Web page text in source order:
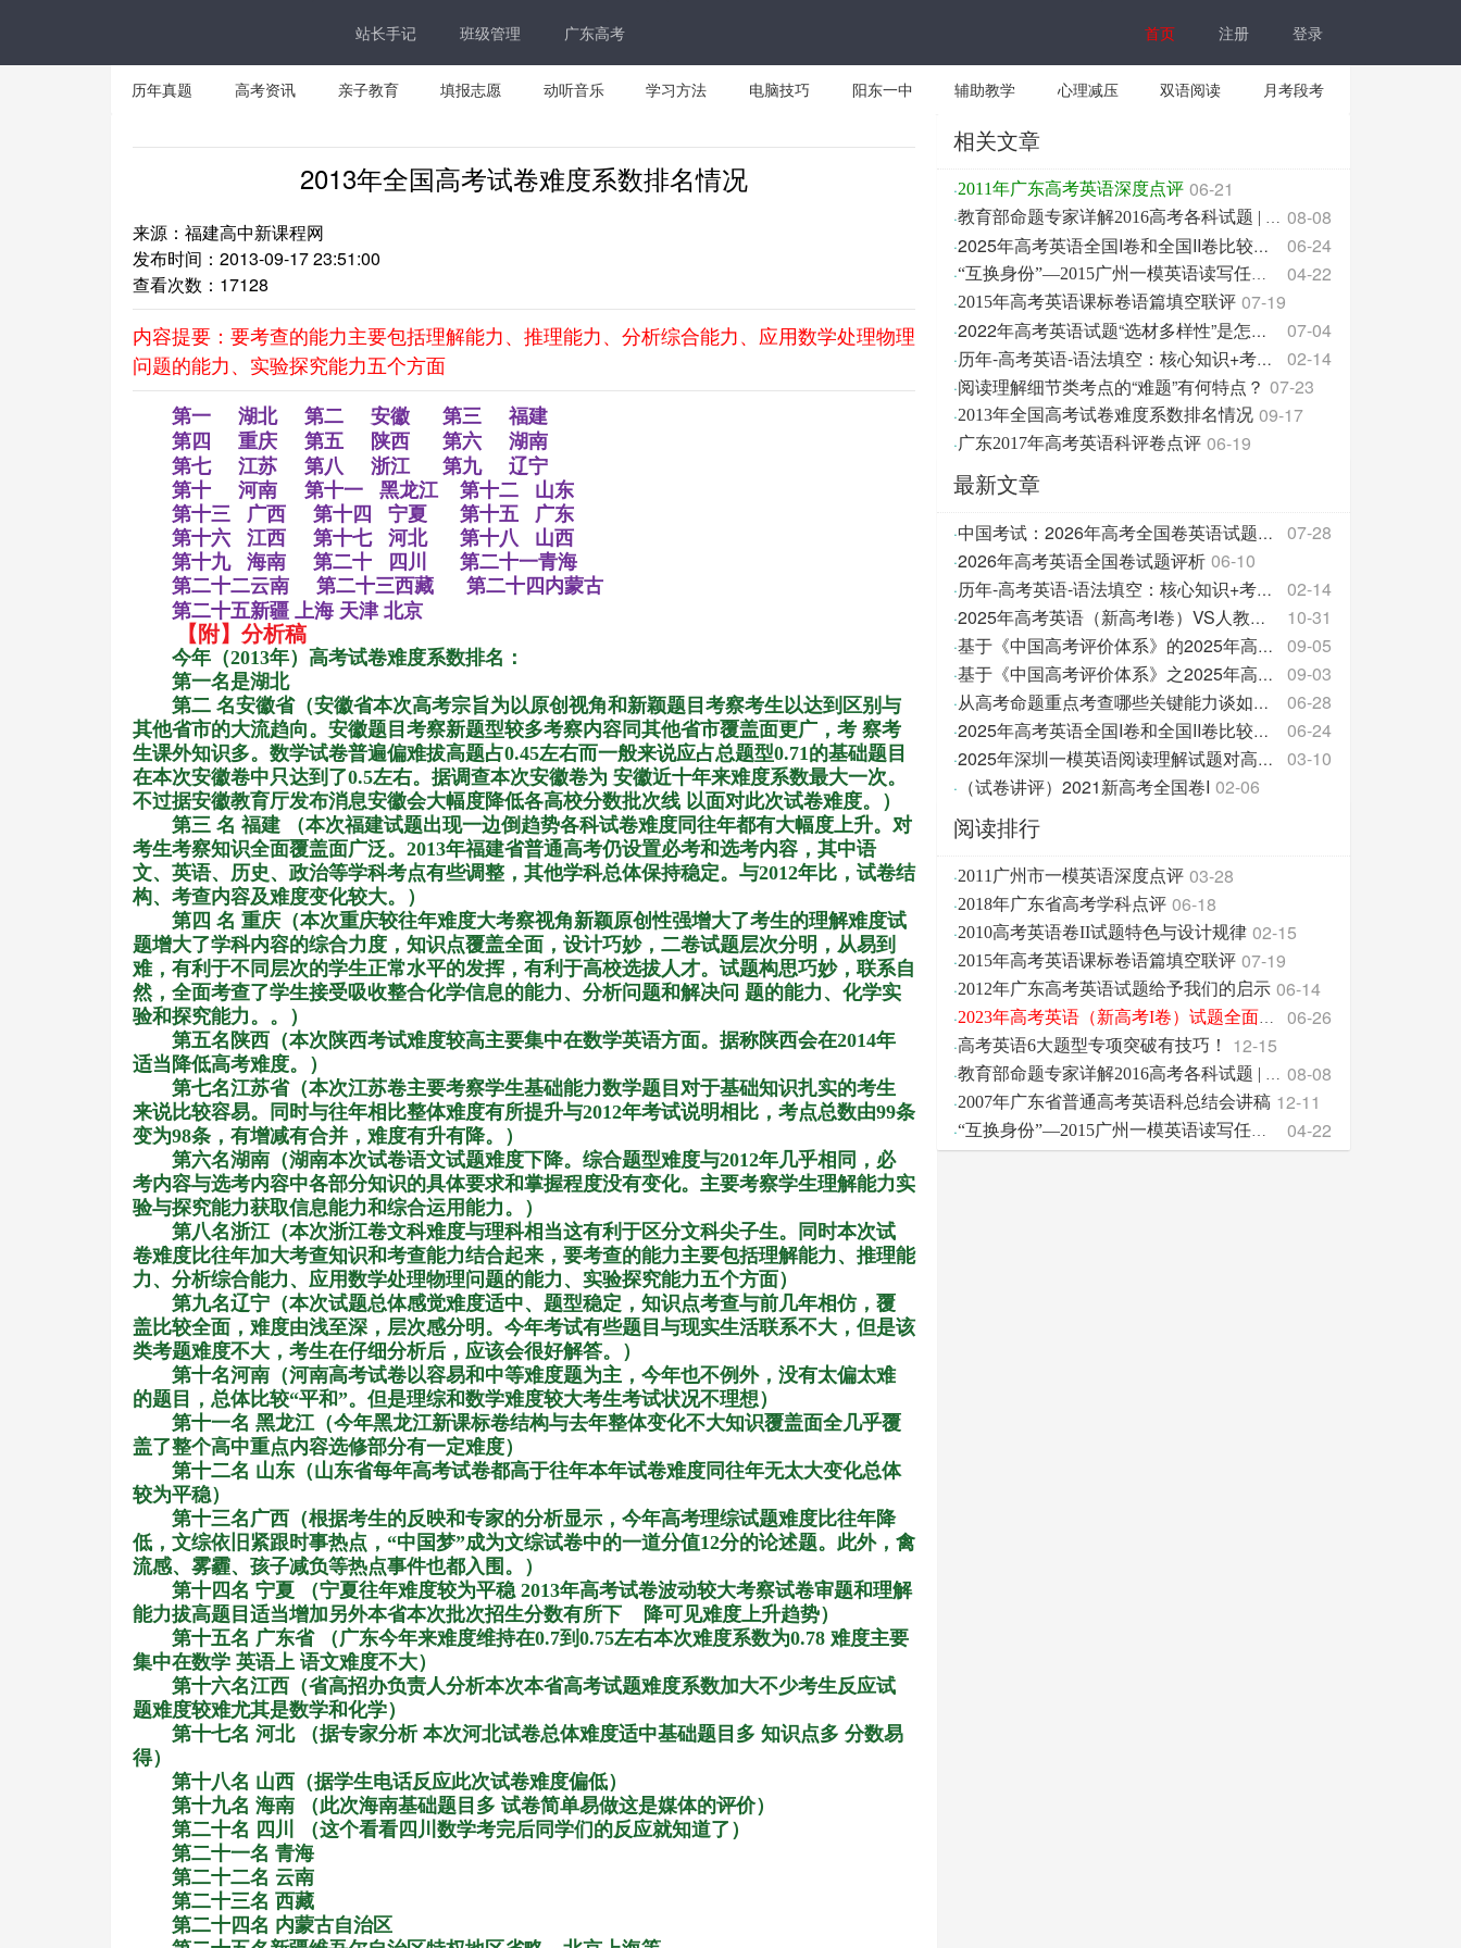
站长手记 班级管理 广东高考 首页 注册 登录
历年真题 高考资讯 亲子教育 填报志愿 动听音乐 学习方法 电脑技巧 阳东一中 辅助教学 心理减压 双语阅读 月考段考
2013年全国高考试卷难度系数排名情况
来源：福建高中新课程网
发布时间：2013-09-17 23:51:00
查看次数： 17128
内容提要：要考查的能力主要包括理解能力、推理能力、分析综合能力、应用数学处理物理
问题的能力、实验探究能力五个方面
第一
湖北 第二 安徽 第三
福建
第四
重庆 第五 陕西 第六
湖南
第七
江苏 第八 浙江 第九
辽宁
第十
河南 第十一 黑龙江 第十二
山东
第十三
广西 第十四 宁夏 第十五
广东
第十六 江西 第十七 河北 第十八
山西
第十九 海南 第二十 四川
第二十一青海
第二十二云南
第二十三西藏
第二十四内蒙古
第二十五新疆上海 天津北京
【附】分析稿
今年（2013年）高考试卷难度系数排名：
第一名是湖北
第二 名安徽省（安徽省本次高考宗旨为以原创视角和新颖题目考察考生以达到区别与
其他省市的大流趋向。安徽题目考察新题型较多考察内容同其他省市覆盖面更广，考 察考
生课外知识多。数学试卷普遍偏难拔高题占0.45左右而一般来说应占总题型0.71的基础题目
在本次安徽卷中只达到了0.5左右。据调查本次安徽卷为 安徽近十年来难度系数最大一次。
不过据安徽教育厅发布消息安徽会大幅度降低各高校分数批次线 以面对此次试卷难度。）
第三 名 福建 （本次福建试题出现一边倒趋势各科试卷难度同往年都有大幅度上升。对
考生考察知识全面覆盖面广泛。 2013年福建省普通高考仍设置必考和选考内容，其中语
文、英语、历史、政治等学科考点有些调整，其他学科总体保持稳定。与2012年比，试卷结
构、考查内容及难度变化较大。）
第四 名 重庆（本次重庆较往年难度大考察视角新颖原创性强增大了考生的理解难度试
题增大了学科内容的综合力度，知识点覆盖全面，设计巧妙，二卷试题层次分明，从易到
难，有利于不同层次的学生正常水平的发挥，有利于高校选拔人才。试题构思巧妙，联系自
然，全面考查了学生接受吸收整合化学信息的能力、分析问题和解决问 题的能力、化学实
验和探究能力。。）
第五名陕西（本次陕西考试难度较高主要集中在数学英语方面。据称陕西会在2014年
适当降低高考难度。）
第七名江苏省（本次江苏卷主要考察学生基础能力数学题目对于基础知识扎实的考生
来说比较容易。同时与往年相比整体难度有所提升与2012年考试说明相比，考点总数由99条
变为98条，有增减有合并，难度有升有降。）
第六名湖南（湖南本次试卷语文试题难度下降。综合题型难度与2012年几乎相同，必
考内容与选考内容中各部分知识的具体要求和掌握程度没有变化。主要考察学生理解能力实
验与探究能力获取信息能力和综合运用能力。）
第八名浙江（本次浙江卷文科难度与理科相当这有利于区分文科尖子生。同时本次试
卷难度比往年加大考查知识和考查能力结合起来，要考查的能力主要包括理解能力、推理能
力、分析综合能力、应用数学处理物理问题的能力、实验探究能力五个方面）
第九名辽宁（本次试题总体感觉难度适中、题型稳定，知识点考查与前几年相仿，覆
盖比较全面，难度由浅至深，层次感分明。今年考试有些题目与现实生活联系不大，但是该
类考题难度不大，考生在仔细分析后，应该会很好解答。）
第十名河南（河南高考试卷以容易和中等难度题为主，今年也不例外，没有太偏太难
的题目，总体比较“平和”。但是理综和数学难度较大考生考试状况不理想）
第十一名 黑龙江（今年黑龙江新课标卷结构与去年整体变化不大知识覆盖面全几乎覆
盖了整个高中重点内容选修部分有一定难度）
第十二名 山东（山东省每年高考试卷都高于往年本年试卷难度同往年无太大变化总体
较为平稳）
第十三名广西（根据考生的反映和专家的分析显示，今年高考理综试题难度比往年降
低，文综依旧紧跟时事热点， “中国梦”成为文综试卷中的一道分值12分的论述题。此外，禽
流感、雾霾、孩子减负等热点事件也都入围。）
第十四名 宁夏 （宁夏往年难度较为平稳2013年高考试卷波动较大考察试卷审题和理解
能力拔高题目适当增加另外本省本次批次招生分数有所下
降可见难度上升趋势）
第十五名 广东省 （广东今年来难度维持在0.7到0.75左右本次难度系数为0.78难度主要
集中在数学 英语上 语文难度不大）
第十六名江西（省高招办负责人分析本次本省高考试题难度系数加大不少考生反应试
题难度较难尤其是数学和化学）
第十七名 河北 （据专家分析 本次河北试卷总体难度适中基础题目多 知识点多 分数易
得）
第十八名 山西（据学生电话反应此次试卷难度偏低）
第十九名 海南 （此次海南基础题目多 试卷简单易做这是媒体的评价）
第二十名 四川 （这个看看四川数学考完后同学们的反应就知道了）
第二十一名 青海
第二十二名 云南
第二十三名 西藏
第二十四名 内蒙古自治区
相关文章
·2011年广东高考英语深度点评 06-21
· 教育部命题专家详解2016高考各科试题 | 附2017高考各科备考启示！ 08-08
· 2025年高考英语全国I卷和全国II卷比较分析报告 06-24
· “互换身份”—2015广州一模英语读写任务之我见 04-22
·2015年高考英语课标卷语篇填空联评 07-19
· 2022年高考英语试题“选材多样性”是怎么体现的？ 07-04
· 历年-高考英语-语法填空：核心知识+考点共性+真题汇编 02-14
·阅读理解细节类考点的“难题”有何特点？ 07-23
·2013年全国高考试卷难度系数排名情况 09-17
·广东2017年高考英语科评卷点评 06-19
最新文章
· 中国考试：2026年高考全国卷英语试题评析 07-28
·2026年高考英语全国卷试题评析 06-10
· 历年-高考英语-语法填空：核心知识+考点共性+真题汇 02-14
· 2025年高考英语（新高考I卷）VS人教版教材的话题 10-31
· 基于《中国高考评价体系》的2025年高考英语试题分析 09-05
· 基于《中国高考评价体系》之2025年高考英语试题分析 09-03
· 从高考命题重点考查哪些关键能力谈如何备考 06-28
· 2025年高考英语全国I卷和全国II卷比较分析报告 06-24
· 2025年深圳一模英语阅读理解试题对高中英语教学的促 03-10
· （试卷讲评）2021新高考全国卷I 02-06
阅读排行
·2011广州市一模英语深度点评 03-28
·2018年广东省高考学科点评 06-18
·2010高考英语卷II试题特色与设计规律 02-15
·2015年高考英语课标卷语篇填空联评 07-19
·2012年广东高考英语试题给予我们的启示 06-14
· 2023年高考英语（新高考I卷）试题全面测评 06-26
·高考英语6大题型专项突破有技巧！ 12-15
· 教育部命题专家详解2016高考各科试题 | 附2017高考各 08-08
·2007年广东省普通高考英语科总结会讲稿 12-11
· “互换身份”—2015广州一模英语读写任务之我见 04-22